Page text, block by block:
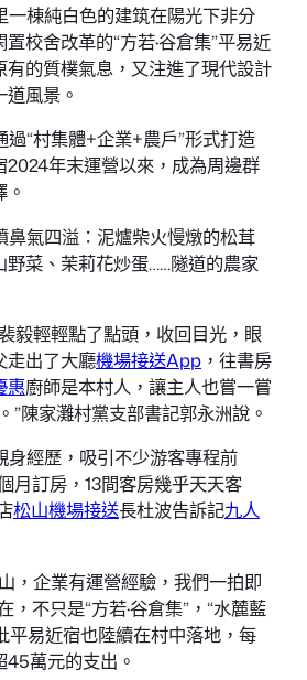
一棟純白色的建筑在陽光下非分
校舍改革的“方若·谷倉集”平易近
的質樸氣息，又注進了現代設計
風景。
過“村集體+企業+農戶”形式打造
2024年末運營以來，成為周邊群
鼻氣四溢：泥爐柴火慢燉的松茸
野菜、茉莉花炒蛋……隧道的農家
毅輕輕點了點頭，收回目光，眼
走出了大廳機場接送App ，往書房
惠廚師是本村人，讓主人也嘗一嘗
”陳家灘村黨支部書記郭永洲說。
身經歷，吸引不少游客專程前
月訂房，13間客房幾乎天天客
松山機場接送長杜波告訴記九人
，企業有運營經驗，我們一拍即
，不只是“方若·谷倉集”，“水麓藍
平易近宿也陸續在村中落地，每
萬元的支出。